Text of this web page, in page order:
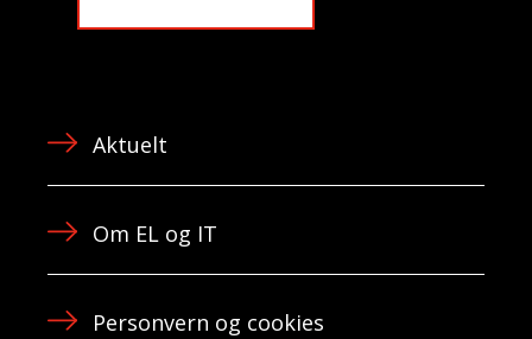
Aktuelt
Om EL og IT
Personvern og cookies